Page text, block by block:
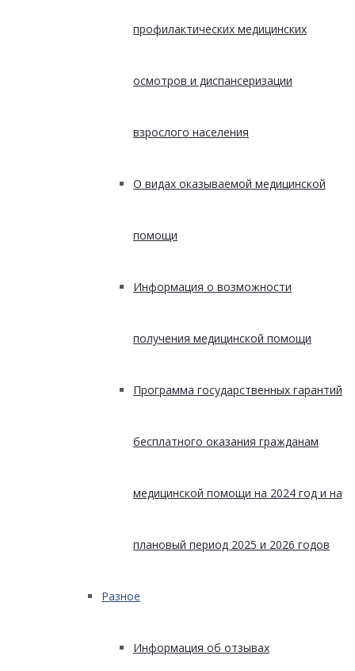
профилактических медицинских
осмотров и диспансеризации
взрослого населения
О видах оказываемой медицинской
помощи
Информация о возможности
получения медицинской помощи
Программа государственных гарантий
бесплатного оказания гражданам
медицинской помощи на 2024 год и на
плановый период 2025 и 2026 годов
Разное
Информация об отзывах